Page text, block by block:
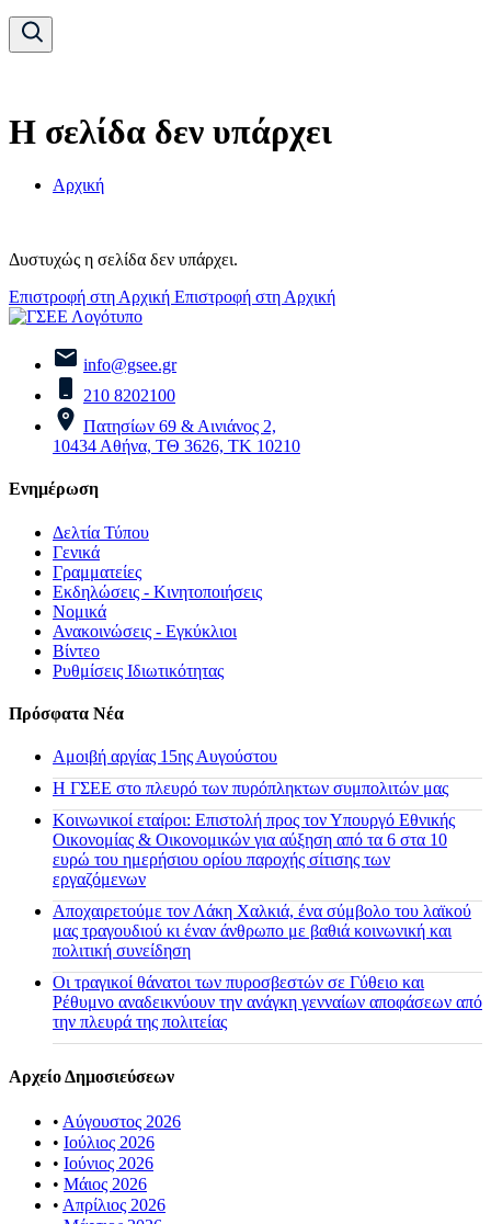
Η σελίδα δεν υπάρχει
Αρχική
Δυστυχώς η σελίδα δεν υπάρχει.
Επιστροφή στη Αρχική Επιστροφή στη Αρχική
info@gsee.gr
210 8202100
Πατησίων 69 & Αινιάνος 2,
10434 Αθήνα, ΤΘ 3626, ΤΚ 10210
Ενημέρωση
Δελτία Τύπου
Γενικά
Γραμματείες
Εκδηλώσεις - Κινητοποιήσεις
Νομικά
Ανακοινώσεις - Εγκύκλιοι
Βίντεο
Ρυθμίσεις Ιδιωτικότητας
Πρόσφατα Νέα
Αμοιβή αργίας 15ης Αυγούστου
H ΓΣΕΕ στο πλευρό των πυρόπληκτων συμπολιτών μας
Κοινωνικοί εταίροι: Επιστολή προς τον Υπουργό Εθνικής
Οικονομίας & Οικονομικών για αύξηση από τα 6 στα 10
ευρώ του ημερήσιου ορίου παροχής σίτισης των
εργαζόμενων
Αποχαιρετούμε τον Λάκη Χαλκιά, ένα σύμβολο του λαϊκού
μας τραγουδιού κι έναν άνθρωπο με βαθιά κοινωνική και
πολιτική συνείδηση
Οι τραγικοί θάνατοι των πυροσβεστών σε Γύθειο και
Ρέθυμνο αναδεικνύουν την ανάγκη γενναίων αποφάσεων από
την πλευρά της πολιτείας
Αρχείο Δημοσιεύσεων
• Αύγουστος 2026
• Ιούλιος 2026
• Ιούνιος 2026
• Μάιος 2026
• Απρίλιος 2026